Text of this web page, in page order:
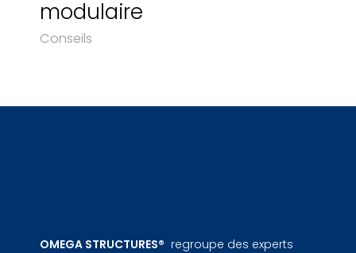
modulaire
Conseils
OMEGA STRUCTURES® regroupe des experts